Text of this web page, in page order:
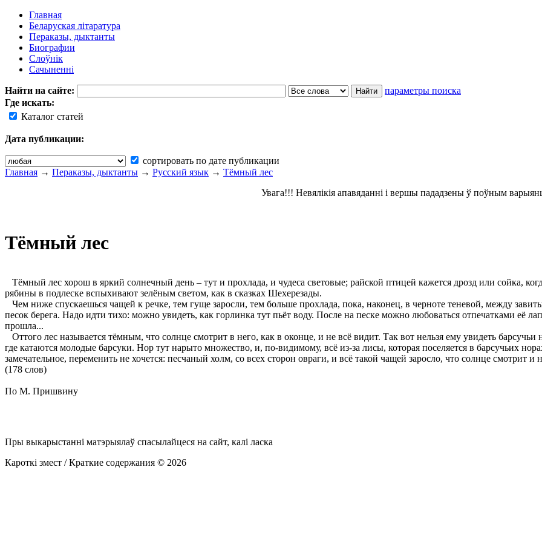
Главная
Беларуская літаратура
Пераказы, дыктанты
Биографии
Слоўнік
Сачыненні
Найти на сайте:
параметры поиска
Где искать:
Каталог статей
Дата публикации:
сортировать по дате публикации
Главная → Пераказы, дыктанты → Русский язык → Тёмный лес
Увага!!! Невялікія апавяданні і вершы пададзены ў поўным
Тёмный лес
Тёмный лес хорош в яркий солнечный день – тут и прохлада, и чудеса световые; райской птицей кажется дрозд или сойка,
рябины в подлеске вспыхивают зелёным светом, как в сказках Шехерезады.
Чем ниже спускаешься чащей к речке, тем гуще заросли, тем больше прохлада, пока, наконец, в черноте теневой, между
песок берега. Надо идти тихо: можно увидеть, как горлинка тут пьёт воду. После на песке можно любоваться отпечатками её
прошла...
Оттого лес называется тёмным, что солнце смотрит в него, как в оконце, и не всё видит. Так вот нельзя ему увидеть
где катаются молодые барсуки. Нор тут нарыто множество, и, по-видимому, всё из-за лисы, которая поселяется в барсучьих
замечательное, переменить не хочется: песчаный холм, со всех сторон овраги, и всё такой чащей заросло, что солнце смотрит
(178 слов)
По М. Пришвину
Пры выкарыстанні матэрыялаў спасылайцеся на сайт, калі ласка
Кароткі змест / Краткие содержания © 2026